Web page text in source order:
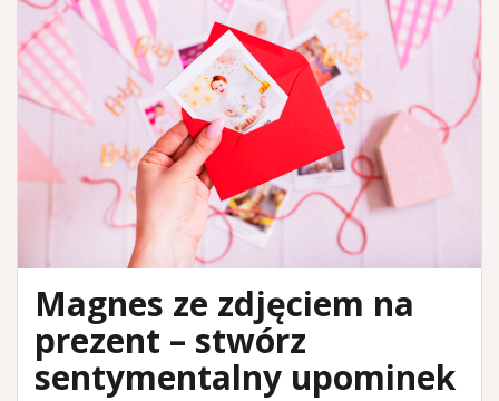
Magnes ze zdjęciem na
prezent – stwórz
sentymentalny upominek